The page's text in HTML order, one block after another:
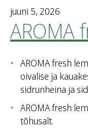
juuni 5, 2026
AROMA
AROMA fresh
oivalise ja
sidrunheina ja
AROMA fresh
tõhusalt.